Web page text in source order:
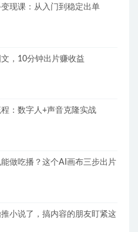
现课：从入门到稳定出单
，10分钟出片赚收益
：数字人+声音克隆实战
做吃播？这个AI画布三步出片
小说了，搞内容的朋友盯紧这